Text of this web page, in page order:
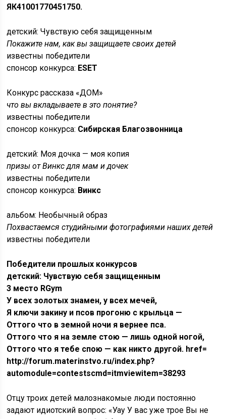
ЯК41001770451750.
детский: Чувствую себя защищенным
Покажите нам, как вы защищаете своих детей
известны победители
спонсор конкурса: ESET
Конкурс рассказа «ДОМ»
что вы вкладываете в это понятие?
известны победители
спонсор конкурса: Сибирская Благозвонница
детский: Моя дочка — моя копия
призы от Винкс для мам и дочек
известны победители
спонсор конкурса: Винкс
альбом: Необычный образ
Похвастаемся студийными фотографиями наших детей
известны победители
Победители прошлых конкурсов
детский: Чувствую себя защищенным
3 место RGym
У всех золотых знамен, у всех мечей,
Я ключи закину и псов прогоню с крыльца —
Оттого что в земной ночи я вернее пса.
Оттого что я на земле стою — лишь одной ногой,
Оттого что я тебе спою — как никто другой. href=
http://forum.materinstvo.ru/index.php?
automodule=contestscmd=itmviewitem=38293
Отцу троих детей малознакомые люди постоянно
задают идиотский вопрос: «Уау У вас уже трое Вы не